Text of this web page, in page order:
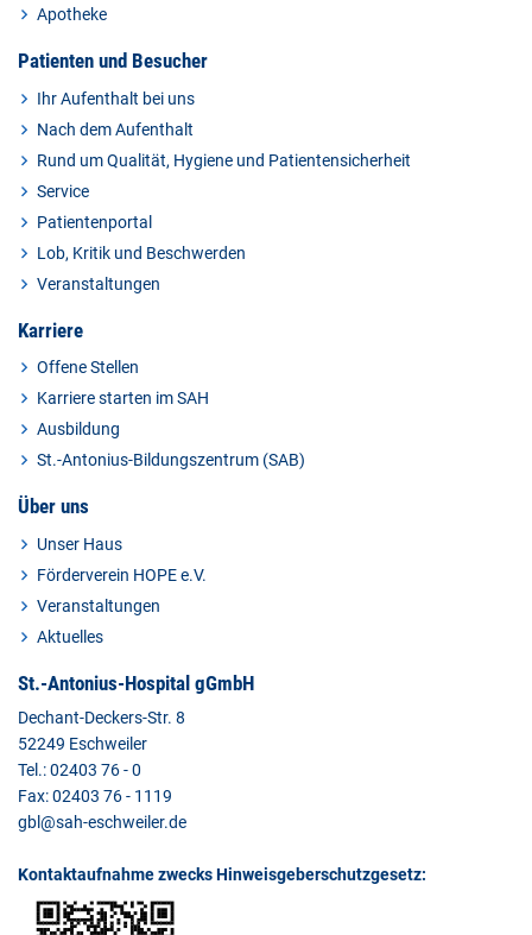
Apotheke
Patienten und Besucher
Ihr Aufenthalt bei uns
Nach dem Aufenthalt
Rund um Qualität, Hygiene und Patientensicherheit
Service
Patientenportal
Lob, Kritik und Beschwerden
Veranstaltungen
Karriere
Offene Stellen
Karriere starten im SAH
Ausbildung
St.-Antonius-Bildungszentrum (SAB)
Über uns
Unser Haus
Förderverein HOPE e.V.
Veranstaltungen
Aktuelles
St.-Antonius-Hospital gGmbH
Dechant-Deckers-Str. 8
52249 Eschweiler
Tel.: 02403 76 - 0
Fax: 02403 76 - 1119
gbl@sah-eschweiler.de
Kontaktaufnahme zwecks Hinweisgeberschutzgesetz: